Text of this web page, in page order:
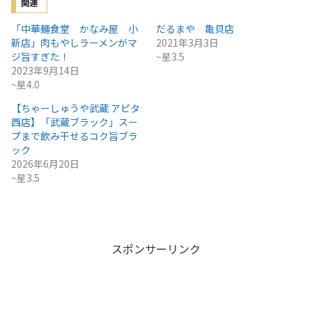
「中華麺食堂 かなみ屋 小
新店」肉もやしラーメンがマ
ジ旨すぎた！
2023年9月14日
~星4.0
だるまや 亀貝店
2021年3月3日
~星3.5
【ちゃーしゅうや武蔵 アピタ
西店】「武蔵ブラック」スー
プまで飲み干せるコク旨ブラ
ック
2026年6月20日
~星3.5
スポンサーリンク